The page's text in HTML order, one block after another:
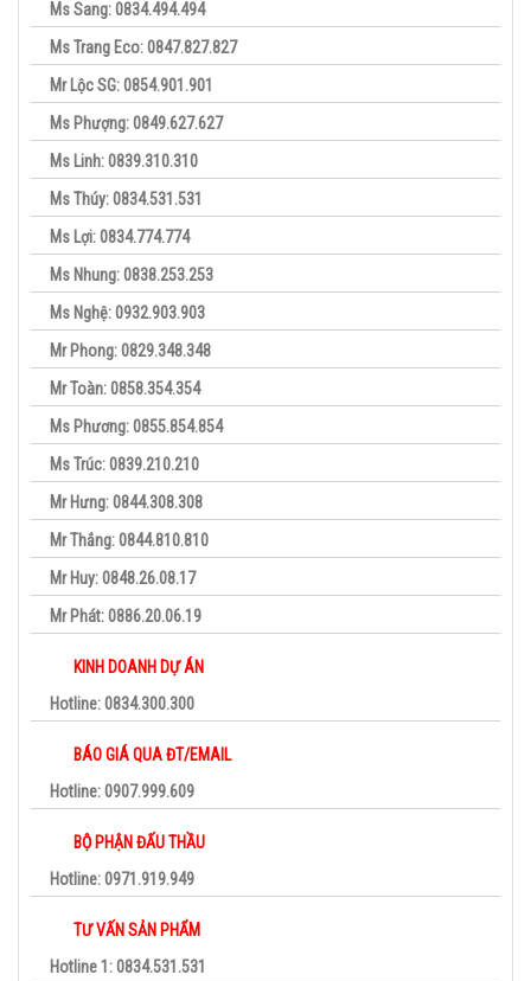
Ms Sang: 0834.494.494
Ms Trang Eco: 0847.827.827
Mr Lộc SG: 0854.901.901
Ms Phượng: 0849.627.627
Ms Linh: 0839.310.310
Ms Thúy: 0834.531.531
Ms Lợi: 0834.774.774
Ms Nhung: 0838.253.253
Ms Nghệ: 0932.903.903
Mr Phong: 0829.348.348
Mr Toàn: 0858.354.354
Ms Phương: 0855.854.854
Ms Trúc: 0839.210.210
Mr Hưng: 0844.308.308
Mr Thắng: 0844.810.810
Mr Huy: 0848.26.08.17
Mr Phát: 0886.20.06.19
KINH DOANH DỰ ÁN
Hotline: 0834.300.300
BÁO GIÁ QUA ĐT/EMAIL
Hotline: 0907.999.609
BỘ PHẬN ĐẤU THẦU
Hotline: 0971.919.949
TƯ VẤN SẢN PHẨM
Hotline 1: 0834.531.531